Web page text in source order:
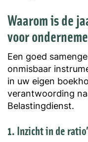
Waarom is de
voor
Een goed
onmisbaar
in uw eigen
verantwoording
Belastingdienst.
1. Inzicht in de